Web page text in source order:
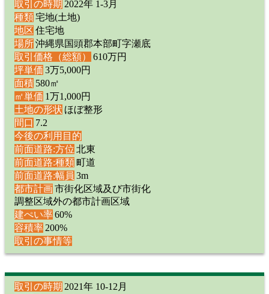
取引の時期 2022年 1-3月
種類 宅地(土地)
地区 住宅地
場所沖縄県国頭郡本部町字瀬底
取引価格（総額）
610万円
坪単価 3万5,000円
面積 580㎡
㎡単価 1万1,000円
土地の形状 ほぼ整形
間口 7.2
今後の利用目的
前面道路:方位 北東
前面道路:種類 町道
前面道路:幅員 3m
都市計画 市街化区域及び市街化
調整区域外の都市計画区域
建ぺい率60%
容積率200%
取引の事情等
取引の時期 2021年 10-12月